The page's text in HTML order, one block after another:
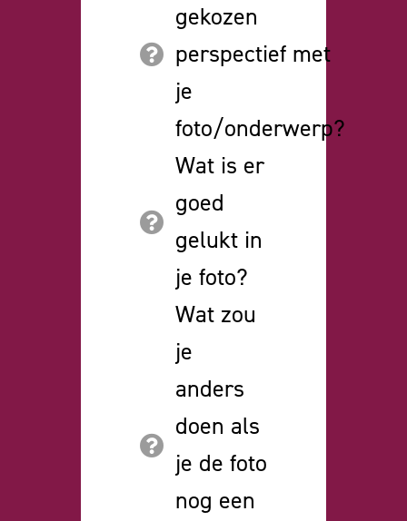
gekozen
perspectief met
je
foto/onderwerp?
Wat is er
goed
gelukt in
je foto?
Wat zou
je
anders
doen als
je de foto
nog een